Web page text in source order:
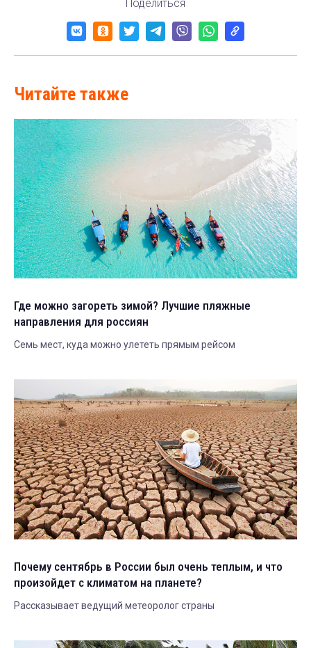
Поделиться
Читайте также
Где можно загореть зимой? Лучшие пляжные
направления для россиян
Семь мест, куда можно улететь прямым рейсом
Почему сентябрь в России был очень теплым, и что
произойдет с климатом на планете?
Рассказывает ведущий метеоролог страны